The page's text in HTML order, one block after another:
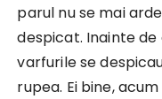
parul nu se mai
despicat. Inainte
varfurile se
rupea. Ei bine,